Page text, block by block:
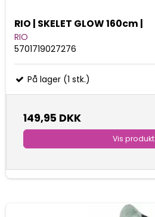
RIO | SKELET GLOW 160cm |
RIO
5701719027276
På lager (1 stk.)
149,95 DKK
Vis produkt